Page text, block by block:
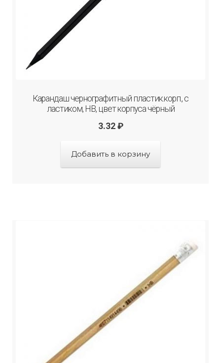
Карандаш чернографитный плаcтик.корп., с
ластиком, HB, цвет корпуса чёрный
3.32 ₽
Добавить в корзину